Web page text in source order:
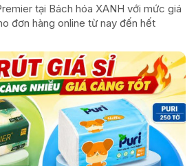
tại Bách hóa XANH với mức giá
đơn hàng online từ nay đến hết